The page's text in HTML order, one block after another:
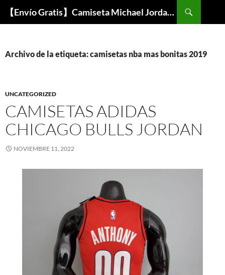
【Envío Gratis】Camiseta Michael Jordan NBA Barata
Buscar
Archivo de la etiqueta: camisetas nba mas bonitas 2019
UNCATEGORIZED
CAMISETAS ADIDAS
CHICAGO BULLS JORDAN
NOVIEMBRE 11, 2022